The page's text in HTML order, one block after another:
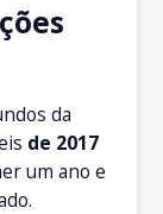
da
de 2017
um ano e